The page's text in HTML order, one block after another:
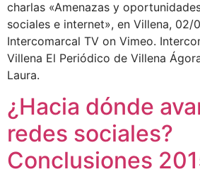
charlas «Amenazas y
sociales e internet», en Villena, 02/
Intercomarcal TV on Vimeo.
Villena El Periódico de Villena
Laura.
¿Hacia dónde
redes sociales?
Conclusiones